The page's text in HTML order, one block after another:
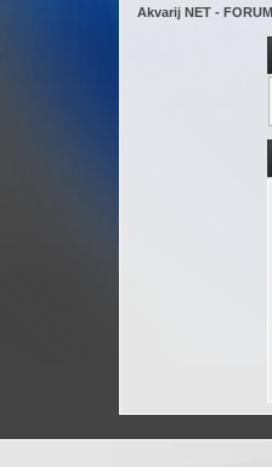
Akvarij NET - FORUM